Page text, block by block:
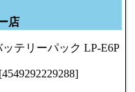
店
テリーパック LP-E6P